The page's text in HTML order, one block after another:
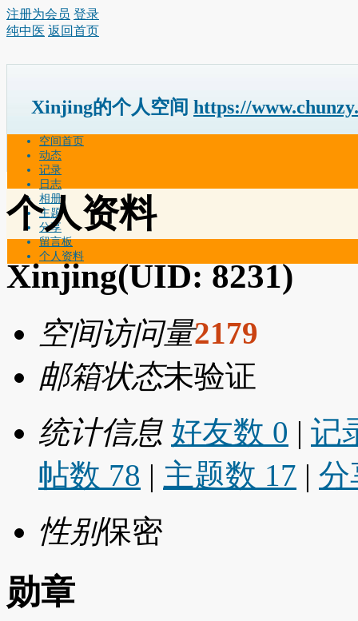
注册为会员 登录
纯中医 返回首页
Xinjing的个人空间 https://
空间首页
动态
记录
日志
相册
主题
分享
留言板
个人资料
个人资料
Xinjing(UID: 8231)
空间访问量2179
邮箱状态未验证
统计信息 好友数 0 | 记
帖数 78 | 主题数 17 | 分
性别保密
勋章